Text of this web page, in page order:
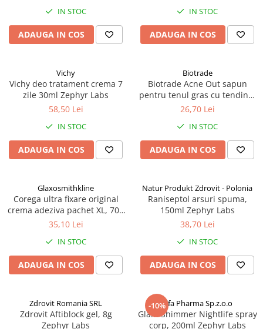
IN STOC
ADAUGA IN COS
IN STOC
ADAUGA IN COS
Vichy
Vichy deo tratament crema 7
zile 30ml Zephyr Labs
58,50 Lei
IN STOC
ADAUGA IN COS
Biotrade
Biotrade Acne Out sapun
pentru tenul gras cu tendinta
acneica, 100g Zephyr Labs
26,70 Lei
IN STOC
ADAUGA IN COS
Glaxosmithkline
Corega ultra fixare original
crema adeziva pachet XL, 70g
Zephyr Labs
35,10 Lei
IN STOC
ADAUGA IN COS
Natur Produkt Zdrovit - Polonia
Raniseptol arsuri spuma,
150ml Zephyr Labs
38,70 Lei
IN STOC
ADAUGA IN COS
Zdrovit Romania SRL
Zdrovit Aftiblock gel, 8g
Zephyr Labs
-10%Elfa Pharma Sp.z.o.o
Glam Shimmer Nightlife spray
corp, 200ml Zephyr Labs